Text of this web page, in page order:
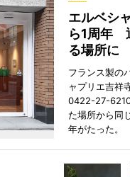
エルベシ
ら1周年
る場所に
フランス製の
ャプリエ吉祥
0422-27-
た場所から同
年がたった。